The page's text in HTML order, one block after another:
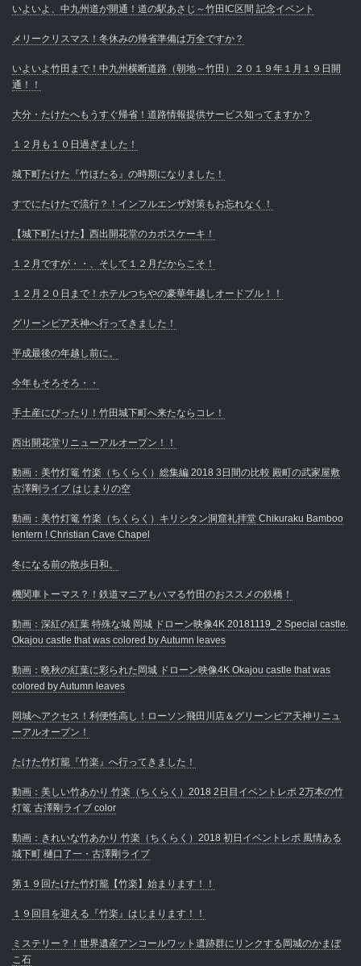
いよいよ、中九州道が開通！道の駅あさじ～竹田IC区間 記念イベント
メリークリスマス！冬休みの帰省準備は万全ですか？
いよいよ竹田まで！中九州横断道路（朝地～竹田）２０１９年１月１９日開
通！！
大分・たけたへもうすぐ帰省！道路情報提供サービス知ってますか？
１２月も１０日過ぎました！
城下町たけた『竹ほたる』の時期になりました！
すでにたけたで流行？！インフルエンザ対策もお忘れなく！
【城下町たけた】西出開花堂のカボスケーキ！
１２月ですが・・、そして１２月だからこそ！
１２月２０日まで！ホテルつちやの豪華年越しオードブル！！
グリーンピア天神へ行ってきました！
平成最後の年越し前に。
今年もそろそろ・・
手土産にぴったり！竹田城下町へ来たならコレ！
西出開花堂リニューアルオープン！！
動画：美竹灯篭 竹楽（ちくらく）総集編 2018 3日間の比較 殿町の武家屋敷
古澤剛ライブ はじまりの空
動画：美竹灯篭 竹楽（ちくらく）キリシタン洞窟礼拝堂 Chikuraku Bamboo
lentern ! Christian Cave Chapel
冬になる前の散歩日和。
機関車トーマス？！鉄道マニアもハマる竹田のおススメの鉄橋！
動画：深紅の紅葉 特殊な城 岡城 ドローン映像4K 20181119_2 Special castle.
Okajou castle that was colored by Autumn leaves
動画：晩秋の紅葉に彩られた岡城 ドローン映像4K Okajou castle that was
colored by Autumn leaves
岡城へアクセス！利便性高し！ローソン飛田川店＆グリーンピア天神リニュ
ーアルオープン！
たけた竹灯籠『竹楽』へ行ってきました！
動画：美しい竹あかり 竹楽（ちくらく）2018 2日目イベントレポ 2万本の竹
灯篭 古澤剛ライブ color
動画：きれいな竹あかり 竹楽（ちくらく）2018 初日イベントレポ 風情ある
城下町 樋口了一・古澤剛ライブ
第１９回たけた竹灯籠【竹楽】始まります！！
１９回目を迎える『竹楽』はじまります！！
ミステリー？！世界遺産アンコールワット遺跡群にリンクする岡城のかまぼ
こ石